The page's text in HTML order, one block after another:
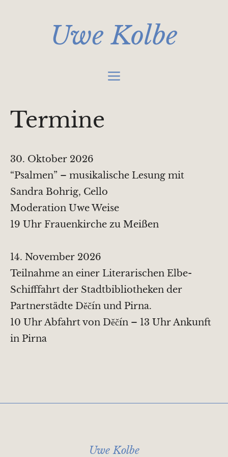
Uwe Kolbe
Menü
Termine
30. Oktober 2026
“Psalmen” – musikalische Lesung mit
Sandra Bohrig, Cello
Moderation Uwe Weise
19 Uhr Frauenkirche zu Meißen
14. November 2026
Teilnahme an einer Literarischen Elbe-
Schifffahrt der Stadtbibliotheken der
Partnerstädte Děčín und Pirna.
10 Uhr Abfahrt von Děčín – 13 Uhr Ankunft
in Pirna
Uwe Kolbe